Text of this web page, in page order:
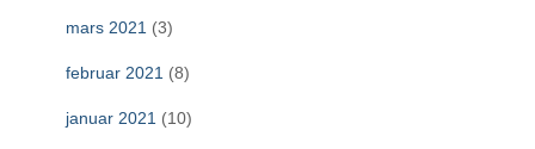
mars 2021 (3)
februar 2021 (8)
januar 2021 (10)